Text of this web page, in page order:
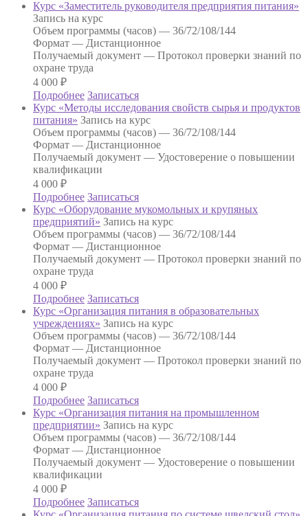
Курс «Заместитель руководителя предприятия питания»
Запись на курс
Объем программы (часов) — 36/72/108/144
Формат — Дистанционное
Получаемый документ — Протокол проверки знаний по
охране труда
4 000 ₽
Подробнее Записаться
Курс «Методы исследования свойств сырья и продуктов
питания» Запись на курс
Объем программы (часов) — 36/72/108/144
Формат — Дистанционное
Получаемый документ — Удостоверение о повышении
квалификации
4 000 ₽
Подробнее Записаться
Курс «Оборудование мукомольных и крупяных
предприятий» Запись на курс
Объем программы (часов) — 36/72/108/144
Формат — Дистанционное
Получаемый документ — Протокол проверки знаний по
охране труда
4 000 ₽
Подробнее Записаться
Курс «Организация питания в образовательных
учреждениях» Запись на курс
Объем программы (часов) — 36/72/108/144
Формат — Дистанционное
Получаемый документ — Протокол проверки знаний по
охране труда
4 000 ₽
Подробнее Записаться
Курс «Организация питания на промышленном
предприятии» Запись на курс
Объем программы (часов) — 36/72/108/144
Формат — Дистанционное
Получаемый документ — Удостоверение о повышении
квалификации
4 000 ₽
Подробнее Записаться